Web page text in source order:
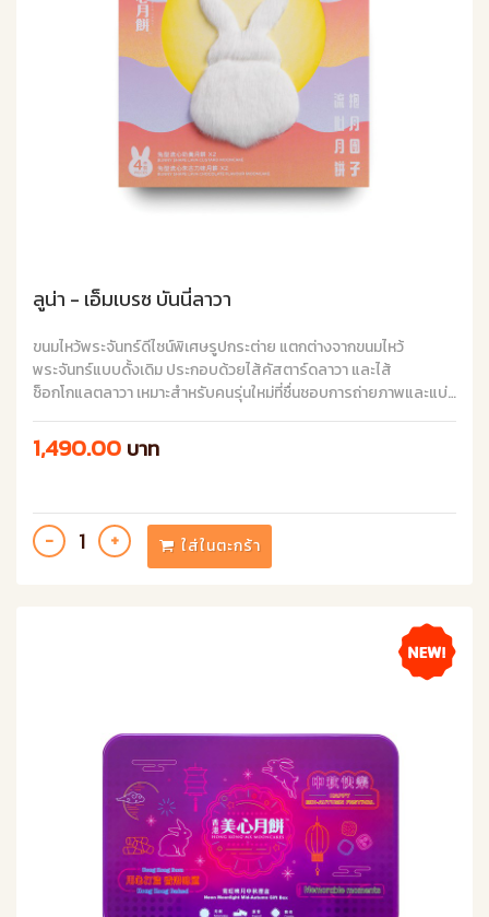
ลูน่า - เอ็มเบรซ บันนี่ลาวา
ขนมไหว้พระจันทร์ดีไซน์พิเศษรูปกระต่าย แตกต่างจากขนมไหว้
พระจันทร์แบบดั้งเดิม ประกอบด้วยไส้คัสตาร์ดลาวา และไส้
ช็อกโกแลตลาวา เหมาะสำหรับคนรุ่นใหม่ที่ชื่นชอบการถ่ายภาพและแบ่ง
ปันความสุขในเทศกาลไหว้พระจันทร์
1,490.00 บาท
ใส่ในตะกร้า